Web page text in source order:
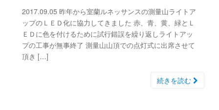
2017.09.05 昨年から室蘭ルネッサンスの測量山ライトア
ップのＬＥＤ化に協力してきました 赤、青、黄、緑とＬ
ＥＤに色を付けるために試行錯誤を繰り返しライトアッ
プの工事が無事終了 測量山山頂での点灯式に出席させて
頂き […]
続きを読む